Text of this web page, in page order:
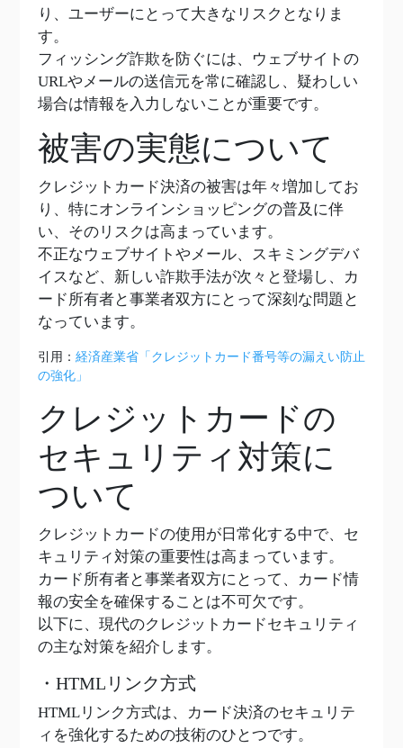
り、ユーザーにとって大きなリスクとなりま
す。
フィッシング詐欺を防ぐには、ウェブサイトの
URLやメールの送信元を常に確認し、疑わしい
場合は情報を入力しないことが重要です。
被害の実態について
クレジットカード決済の被害は年々増加してお
り、特にオンラインショッピングの普及に伴
い、そのリスクは高まっています。
不正なウェブサイトやメール、スキミングデバ
イスなど、新しい詐欺手法が次々と登場し、カ
ード所有者と事業者双方にとって深刻な問題と
なっています。
引用： 経済産業省「クレジットカード番号等の漏えい防止
の強化」
クレジットカードの
セキュリティ対策に
ついて
クレジットカードの使用が日常化する中で、セ
キュリティ対策の重要性は高まっています。
カード所有者と事業者双方にとって、カード情
報の安全を確保することは不可欠です。
以下に、現代のクレジットカードセキュリティ
の主な対策を紹介します。
・HTMLリンク方式
HTMLリンク方式は、カード決済のセキュリテ
ィを強化するための技術のひとつです。